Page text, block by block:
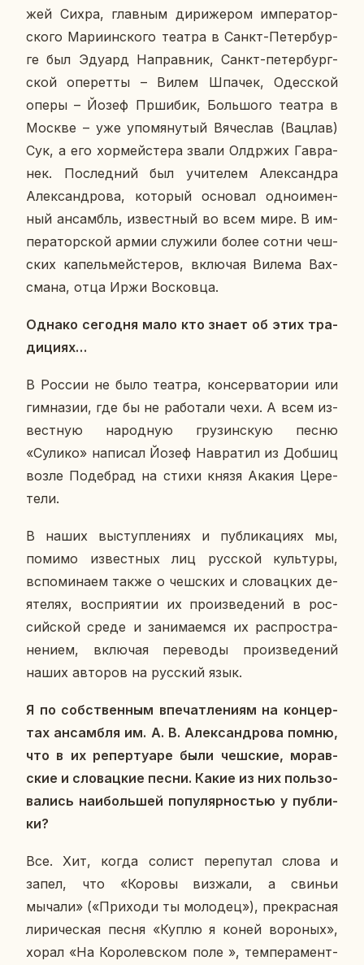
жей Сихра, глав­ным ди­ри­же­ром им­пе­ра­тор­
ско­го Ма­ри­ин­ско­го театра в Санкт-Пе­тер­бур­
ге был Эдуард На­прав­ник, Санкт-пе­тер­бург­
ской опе­рет­ты – Вилем Шпачек, Одес­ской
оперы – Йозеф Пр­ши­бик, Боль­шо­го театра в
Москве – уже упо­мя­ну­тый Вя­че­слав (Вацлав)
Сук, а его хор­мей­сте­ра звали Ол­др­жих Гав­ра­
нек. По­след­ний был учи­те­лем Алек­сандра
Алек­сан­дро­ва, ко­то­рый ос­но­вал од­но­имен­
ный ан­самбль, из­вест­ный во всем мире. В им­
пе­ра­тор­ской армии слу­жи­ли более сотни чеш­
ских ка­пель­мей­сте­ров, вклю­чая Вилема Вах­
сма­на, отца Иржи Вос­ков­ца.
Однако се­го­дня мало кто знает об этих тра­
ди­ци­ях…
В России не было театра, кон­сер­ва­то­рии или
гим­на­зии, где бы не ра­бо­та­ли чехи. А всем из­
вест­ную на­род­ную гру­зин­скую песню
«Сулико» на­пи­сал Йозеф На­вра­тил из Добшиц
возле По­де­брад на стихи князя Акакия Це­ре­
те­ли.
В наших вы­ступ­ле­ни­ях и пуб­ли­ка­ци­ях мы,
помимо из­вест­ных лиц рус­ской куль­ту­ры,
вспо­ми­на­ем также о чеш­ских и сло­вац­ких де­
я­те­лях, вос­при­я­тии их про­из­ве­де­ний в рос­
сий­ской среде и за­ни­ма­ем­ся их рас­про­стра­
не­ни­ем, вклю­чая пе­ре­во­ды про­из­ве­де­ний
наших ав­то­ров на рус­ский язык.
Я по соб­ствен­ным впе­чат­ле­ни­ям на кон­цер­
тах ан­сам­бля им. А. В. Алек­сан­дро­ва помню,
что в их ре­пер­ту­а­ре были чеш­ские, мо­рав­
ские и сло­вац­кие песни. Какие из них поль­зо­
ва­лись наи­боль­шей по­пу­ляр­но­стью у пуб­ли­
ки?
Все. Хит, когда солист пе­ре­пу­тал слова и
запел, что «Коровы виз­жа­ли, а свиньи
мычали» («При­хо­ди ты мо­ло­дец»), пре­крас­ная
ли­ри­че­ская песня «Куплю я коней во­ро­ных»,
хорал «На Ко­ро­лев­ском поле », тем­пе­ра­мент­